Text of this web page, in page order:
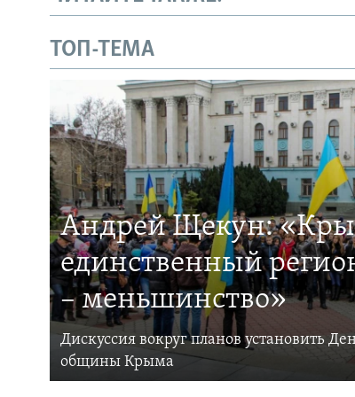
ТОП-ТЕМА
Андрей Щекун:
единственный
– меньшинство»
Дискуссия вокруг планов установить
общины Крыма